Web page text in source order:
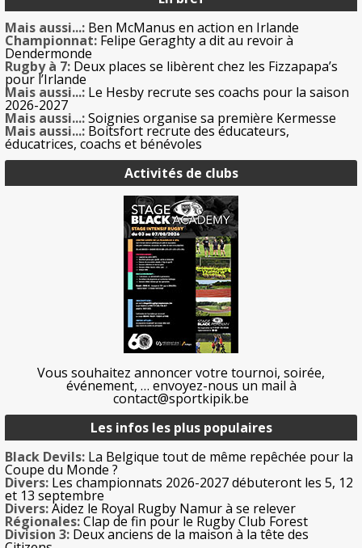
Mais aussi...: Ben McManus en action en Irlande
Championnat: Felipe Geraghty a dit au revoir à
Dendermonde
Rugby à 7: Deux places se libèrent chez les Fizzapapa’s
pour l’Irlande
Mais aussi...: Le Hesby recrute ses coachs pour la saison
2026-2027
Mais aussi...:Soignies organise sa première Kermesse
Mais aussi...: Boitsfort recrute des éducateurs,
éducatrices, coachs et bénévoles
Activités de clubs
Vous souhaitez annoncer votre tournoi, soirée,
événement, … envoyez-nous un mail à
contact@sportkipik.be
Les infos les plus populaires
Black Devils: La Belgique tout de même repêchée pour la
Coupe du Monde ?
Divers: Les championnats 2026-2027 débuteront les 5, 12
et 13 septembre
Divers:Aidez le Royal Rugby Namur à se relever
Régionales:Clap de fin pour le Rugby Club Forest
Division 3: Deux anciens de la maison à la tête des